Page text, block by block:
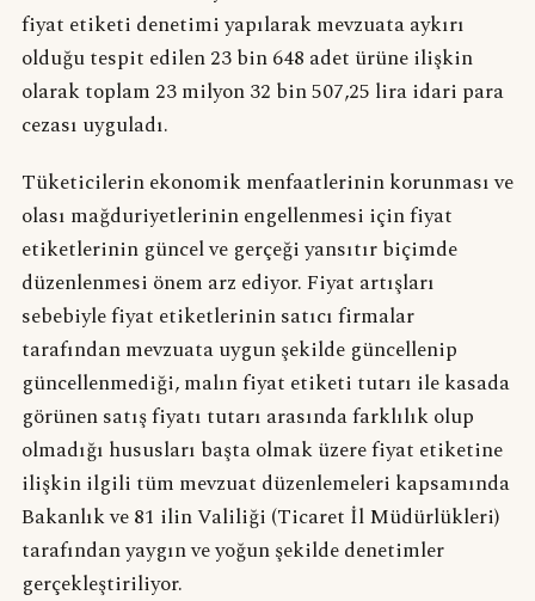
fiyat etiketi denetimi yapılarak mevzuata aykırı
olduğu tespit edilen 23 bin 648 adet ürüne ilişkin
olarak toplam 23 milyon 32 bin 507,25 lira idari para
cezası uyguladı.
Tüketicilerin ekonomik menfaatlerinin korunması ve
olası mağduriyetlerinin engellenmesi için fiyat
etiketlerinin güncel ve gerçeği yansıtır biçimde
düzenlenmesi önem arz ediyor. Fiyat artışları
sebebiyle fiyat etiketlerinin satıcı firmalar
tarafından mevzuata uygun şekilde güncellenip
güncellenmediği, malın fiyat etiketi tutarı ile kasada
görünen satış fiyatı tutarı arasında farklılık olup
olmadığı hususları başta olmak üzere fiyat etiketine
ilişkin ilgili tüm mevzuat düzenlemeleri kapsamında
Bakanlık ve 81 ilin Valiliği (Ticaret İl Müdürlükleri)
tarafından yaygın ve yoğun şekilde denetimler
gerçekleştiriliyor.